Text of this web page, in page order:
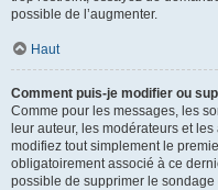
possible de l’augmenter.
Haut
Comment puis-je modifier ou
Comme pour les messages, les
leur auteur, les modérateurs et
modifiez tout simplement le
obligatoirement associé à ce
possible de supprimer le